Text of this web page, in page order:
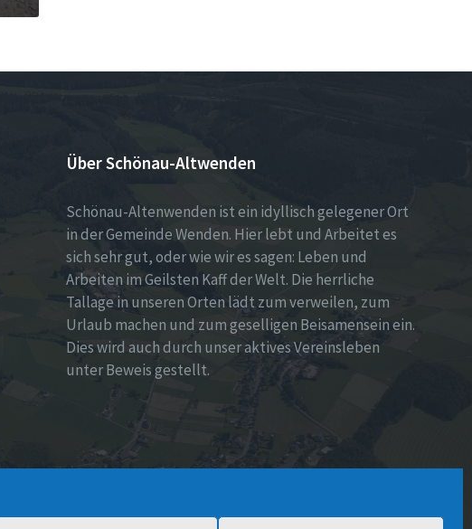
Über Schönau-Altwenden
Schönau-Altenwenden ist ein idyllisch gelegener Ort
in der Gemeinde Wenden. Hier lebt und Arbeitet es
sich sehr gut, oder wie wir es sagen: Leben und
Arbeiten im Geilsten Kaff der Welt. Die herrliche
Tallage in unseren Orten lädt zum verweilen, zum
Urlaub machen und zum geselligen Beisamensein ein.
Dies wird auch durch unser aktives Vereinsleben
unter Beweis gestellt.